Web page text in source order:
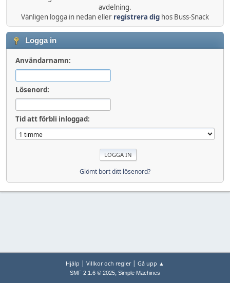
avdelning.
Vänligen logga in nedan eller registrera dig hos Buss-Snack
Logga in
Användarnamn:
Lösenord:
Tid att förbli inloggad:
Glömt bort ditt lösenord?
Hjälp | Villkor och regler| Gå upp ▲
SMF 2.1.6 © 2025, Simple Machines